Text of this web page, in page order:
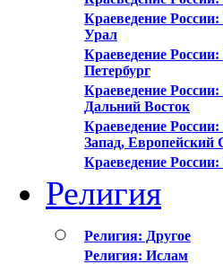
Краеведение
Урал
Краеведение
Петербург
Краеведение
Дальний Восток
Краеведение
Запад, Европейский
Краеведение
Религия
Религия: Другое
Религия: Ислам